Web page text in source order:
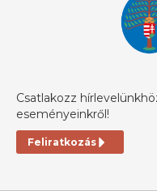
Csatlakozz
eseményeinkről!
Feliratkozás